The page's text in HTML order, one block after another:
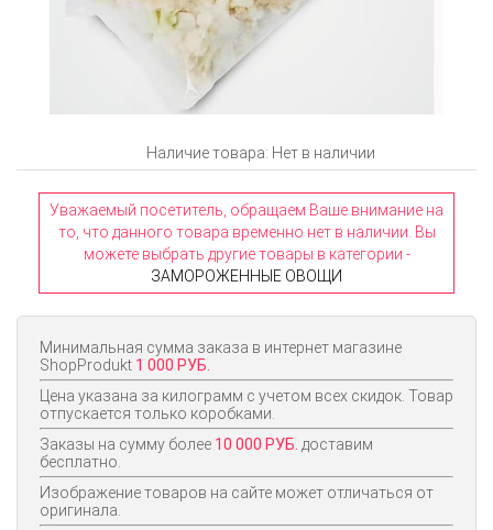
Наличие товара: Нет в наличии
Уважаемый посетитель, обращаем Ваше внимание на
то, что данного товара временно нет в наличии. Вы
можете выбрать другие товары в категории -
ЗАМОРОЖЕННЫЕ ОВОЩИ
Минимальная сумма заказа в интернет магазине
ShopProdukt 1 000 РУБ.
Цена указана за килограмм с учетом всех скидок. Товар
отпускается только коробками.
Заказы на сумму более 10 000 РУБ. доставим
бесплатно.
Изображение товаров на сайте может отличаться от
оригинала.